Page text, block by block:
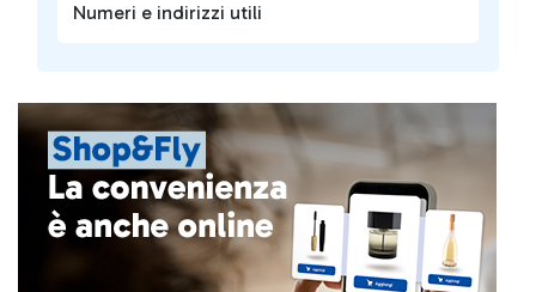
Numeri e indirizzi utili